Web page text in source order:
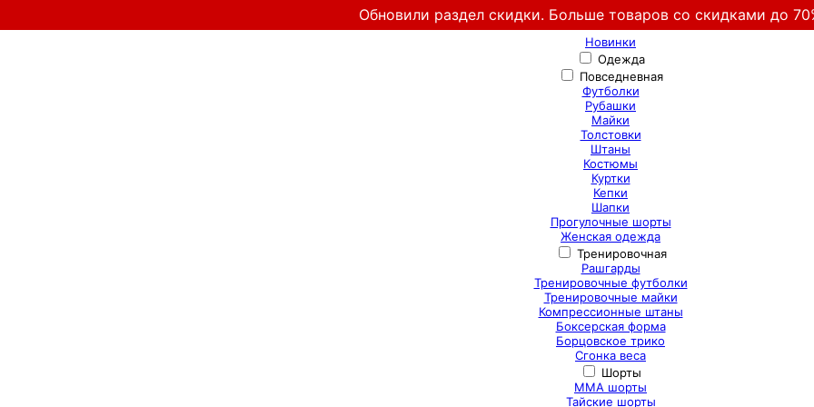
Обновили раздел скидки. Больше товаров со скидками до
Новинки
Одежда
Повседневная
Футболки
Рубашки
Майки
Толстовки
Штаны
Костюмы
Куртки
Кепки
Шапки
Прогулочные шорты
Женская одежда
Тренировочная
Рашгарды
Тренировочные футболки
Тренировочные майки
Компрессионные штаны
Боксерская форма
Борцовское трико
Сгонка веса
Шорты
ММА шорты
Тайские шорты